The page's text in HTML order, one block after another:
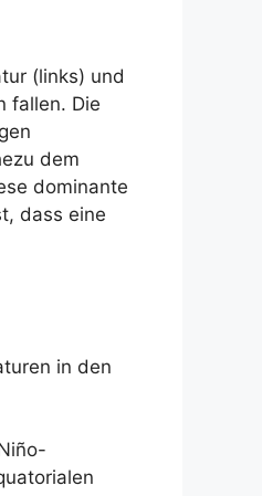
(links) und
fallen. Die
dem
dominante
dass eine
in den